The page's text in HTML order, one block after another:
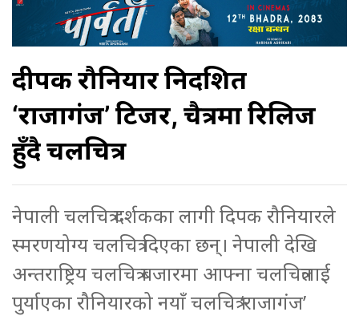
दीपक रौनियार निर्देशित
‘राजागंज’ टिजर, चैत्रमा रिलिज
हुँदै चलचित्र
नेपाली चलचित्र दर्शकका लागी दिपक रौनियारले
स्मरणयोग्य चलचित्र दिएका छन्। नेपाली देखि
अन्तराष्ट्रिय चलचित्र बजारमा आफ्ना चलचित्रलाई
पुर्याएका रौनियारको नयाँ चलचित्र ‘राजागंज’